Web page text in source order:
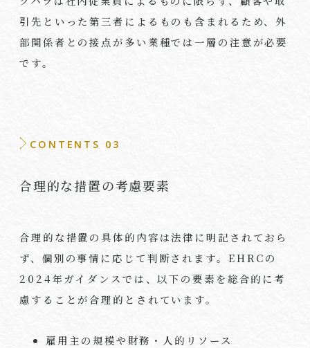
引先といった第三者によるものも含まれるため、外
部関係者との接点が多い業種では一層の注意が必要
です。
CONTENTS 03
合理的な措置の考慮要素
合理的な措置の具体的内容は法律に明記されておら
ず、個別の事情に応じて判断されます。EHRCの
2024年ガイダンスでは、以下の要素を総合的に考
慮することが合理的とされています。
雇用主の規模や財務・人的リソース